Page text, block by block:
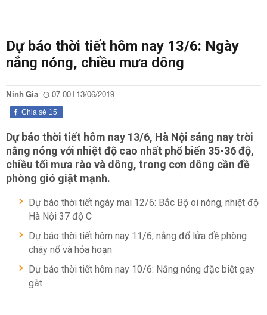
Dự báo thời tiết hôm nay 13/6: Ngày
nắng nóng, chiều mưa dông
Ninh Gia 07:00 | 13/06/2019
15
Chia sẻ
Dự báo thời tiết hôm nay 13/6, Hà Nội sáng nay trời
nắng nóng với nhiệt độ cao nhất phổ biến 35-36 độ,
chiều tối mưa rào và dông, trong cơn dông cần đề
phòng gió giật mạnh.
Dự báo thời tiết ngày mai 12/6: Bắc Bộ oi nóng, nhiệt độ
Hà Nội 37 độ C
Dự báo thời tiết hôm nay 11/6, nắng đổ lửa đề phòng
cháy nổ và hỏa hoạn
Dự báo thời tiết hôm nay 10/6: Nắng nóng đặc biệt gay
gắt